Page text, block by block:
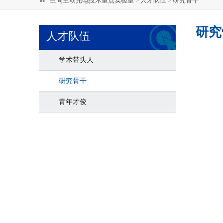
人才队伍
学术带头人
研究骨干
青年才俊
研